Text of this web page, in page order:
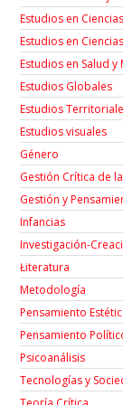
Estudios en Ciencias
Estudios en
Estudios en Salud y
Estudios Globales
Estudios
Estudios visuales
Género
Gestión Crítica de
Gestión y
Infancias
Investigación-
Łiteratura
Metodología
Pensamiento
Pensamiento
Psicoanálisis
Tecnologías y